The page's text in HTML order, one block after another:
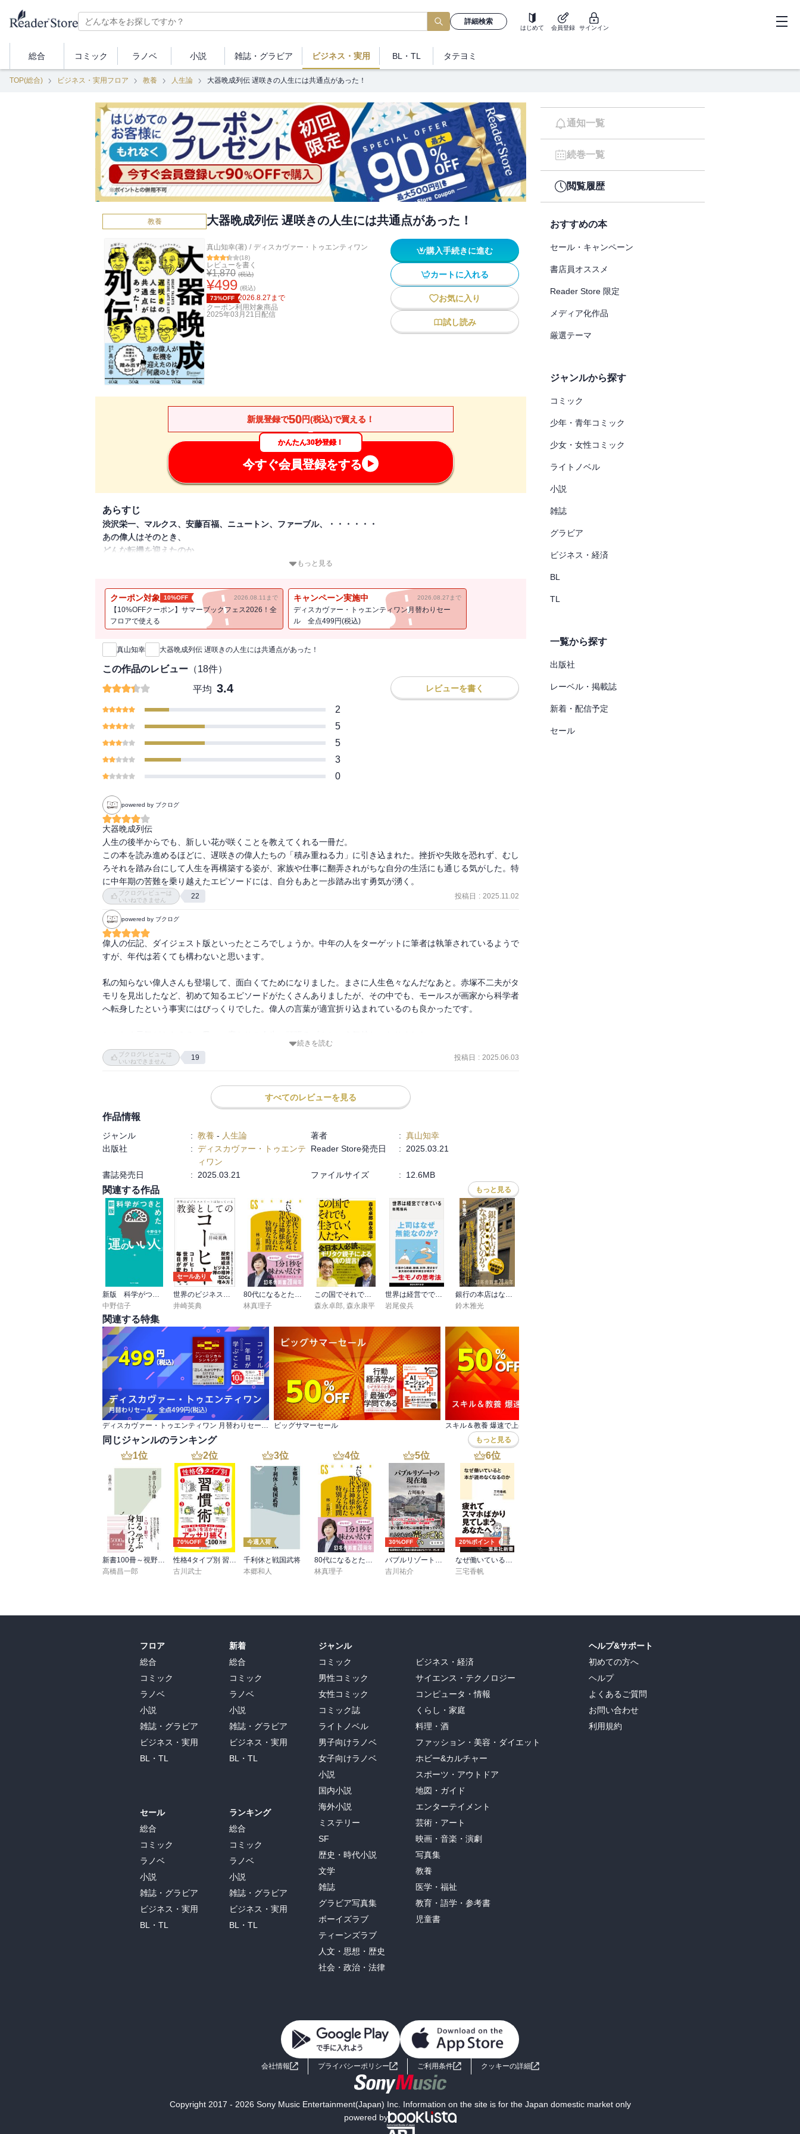
詳細検索
はじめて 会員登録 サインイン
総合 コミック ラノベ 小説 雑誌・ グラビア ビジネス ・実用 BL・TL タテヨミ
TOP(総合) ビジネス・実用フロア 教養 人生論 大器晩成列伝 遅咲きの人生には共通点があった！
教養 大器晩成列伝 遅咲きの人生には共通点があった！
真山知幸(著) / ディスカヴァー・トゥエンティワン
(18)
レビューを書く
¥1,870 (税込)
¥499 (税込)
73%OFF 2026.8.27 まで
クーポン利用対象商品
2025年03月21日 配信
購入手続きに進む
カートに入れる
お気に入り
試し読み
新規登録で50円(税込)で買える！
かんたん30秒登録！
今すぐ会員登録をする
あらすじ
渋沢栄一、マルクス、安藤百福、ニュートン、ファーブル、・・・・・・
あの偉人はそのとき、
どんな転機を迎えたのか
古今東西 人生の先輩に学ぶ
折り返し地点を越えて挑戦する秘訣
後世で「偉人」と称された人のなかには、人生の後半で成功した「遅咲き」の人が少なくありません。
「遅咲き」とは単に「年齢を重ねたのちに成功した」ということだけではなく、「学生時代にはまるで期待され
ていなかったのに、世界を変えてしまった」ような人物のことも含まれるでしょう。本書で紹介したようなアイ
ンシュタイン、エジソン、山中伸弥さんは、まさにそのタイプの「遅咲き偉人」です。
本書は、いわゆる「大器晩成型」の偉人たちが、どのように中年期を過ごしたのかに注目しました。今まさに、
多くの人が中年期に直面する「ミッドライフ・クライシス（中年期危機）」を、偉人たちはどう乗り越えたので
しょうか？（「はじめに」より）
第１章 50代以降に花開いた偉人たち
アンリ・ファーブル（博物学者）
苦難を乗り越えて、名著『昆虫記』を完成
カール・マルクス（思想家）
不発に終わった『資本論』を花開かせた
盟友・エンゲルスとの関係
安藤百福（実業家）
47歳で全財産を失ったあと、
カップラーメンの開発に成功
山中伸弥（医学者）
紆余曲折の20〜40代を経て、
50歳でノーベル賞を受賞
チャールズ・ブコウスキー（詩人）
どんな状況でも書き続けることで、
50歳で「労働者の文学」が花開く
アインシュタイン（物理学者）
渋沢栄一（実業家）
次々に挑戦し続けた理由
トーマス・エジソン（発明家）
数々の失敗を乗り越え、１３００もの発明に成功した
アメリカの発明王
小林一三（経営者）
「阪急電鉄」の生みの親が
「創作者」という長年の夢をかなえるまで
赤塚不二夫（漫画家）
40代半ばで連載がほぼ終了した「ギャグ漫画の王様」は
どのように復活を遂げたのか
第３章 50代以降に新ジャンルに挑んだ偉人たち
伊能忠敬（測量家）
50代で仕事をリセット。測量術を学び、
日本最初の地図作成に貢献
ハインリヒ・シュリーマン（考古学者）
40代で考古学に出合い、
「世紀の大発見」を成し遂げる
吉野裕子（民俗学者）
40歳から研究の道に入り、
独自の学問ジャンルを切り拓く
レイ・クロック（実業家）
紙コップを売っていた営業マンが
マクドナルドを創業するまで
小泉淳作（画家）
50代から水墨画をはじめ、
新しいジャンルで独自のスタイルを確立
第４章 挫折をへて50代で道を切り拓いた偉人たち
サミュエル・モールス（発明家）
画家の道で夢やぶれ、電気の実験に没頭。
山内溥（経営者）
数々の失敗を乗り越え、
「花札の会社」を再生。ファミコンを社会現象に
アメリカで最も有名な料理家
もっと見る
クーポン対象 10%OFF 2026.08.11まで
【10%OFFクーポン】サマーブックフェス2026！全
フロアで使える
キャンペーン実施中 2026.08.27まで
ディスカヴァー・トゥエンティワン月替わりセー
ル 全点499円(税込)
新刊通知
真山知幸 大器晩成列伝 遅咲きの人生には共通点があった！
この作品のレビュー （18件）
平均 3.4 レビューを書く
2
5
5
3
0
powered by ブクログ
大器晩成列伝
人生の後半からでも、新しい花が咲くことを教えてくれる一冊だ。
この本を読み進めるほどに、遅咲きの偉人たちの「積み重ねる力」に引き込まれた。挫折や失敗を恐れず、むし
ろそれを踏み台にして人生を再構築する姿が、家族や仕事に翻弄されがちな自分の生活にも通じる気がした。特
に中年期の苦難を乗り越えたエピソードには、自分もあと一歩踏み出す勇気が湧く。
ブクログレビューは
いいねできません
22 投稿日 : 2025.11.02
powered by ブクログ
偉人の伝記、ダイジェスト版といったところでしょうか。中年の人をターゲットに筆者は執筆されているようで
すが、年代は若くても構わないと思います。
私の知らない偉人さんも登場して、面白くてためになりました。まさに人生色々なんだなあと。赤塚不二夫がタ
モリを見出したなど、初めて知るエピソードがたくさんありましたが、その中でも、モールスが画家から科学者
へ転身したという事実にはびっくりでした。偉人の言葉が適宜折り込まれているのも良かったです。
【登場する偉人】
安藤百福(カップラーメン開発)     山中伸弥
チャールズ・ブコウスキー(作家)
アインシュタイン　　渋沢栄一
小林一三(阪急電鉄生みの親)  赤塚不二夫
伊能忠敬　　　ハインリヒ・シュリーマン
レイ・クロック(マクドナルド創業)
小泉淳作(画家)        川田龍吉(男爵イモを広める)
サミュエル・モールス(モールス電信機発明)
山内溥(ファミコンを世に送り出す)
続きを読む
ブクログレビューは
いいねできません
19 投稿日 : 2025.06.03
すべてのレビューを見る
作品情報
ジャンル : 教養 - 人生論 著者 : 真山知幸
出版社
: ディスカヴァー・トゥエンテ
ィワン
Reader Store発売日 : 2025.03.21
書誌発売日 : 2025.03.21 ファイルサイズ : 12.6MB
関連する作品 もっと見る
新版 科学がつきとめた「運のいい人」
中野信子
セールあり
世界のビジネスエリートは知っている教養としてのコーヒー
井崎英典
80代になるとたいていボケるか死ぬ。70代は神様から与えられた特別な時間
林真理子
この国でそれでも生きていく人たちへ
森永卓郎, 森永康平
世界は経営でできている
岩尾俊兵
銀行の本店はなぜ仰々しいのか？ 金融業界の謎
鈴木雅光
関連する特集
ディスカヴァー・トゥエンティワン 月替わりセール 全点499円(税込) ビッグサマーセール スキル＆教養 爆速で上げるフェア
同じジャンルのランキング もっと見る
1位
高橋昌一郎
2位
70%OFF
古川武士
3位
今週入荷
千利休と戦国武将
本郷和人
4位
林真理子
5位
30%OFF
吉川祐介
6位
20%ポイント
三宅香帆
通知一覧
続巻一覧
閲覧履歴
おすすめの本
セール・キャンペーン
書店員オススメ
Reader Store 限定
メディア化作品
厳選テーマ
ジャンルから探す
コミック
少年・青年コミック
少女・女性コミック
ライトノベル
小説
雑誌
グラビア
ビジネス・経済
BL
TL
一覧から探す
出版社
レーベル・掲載誌
新着・配信予定
セール
フロア
総合
コミック
ラノベ
小説
雑誌・グラビア
ビジネス・実用
BL・TL
セール
総合
コミック
ラノベ
小説
雑誌・グラビア
ビジネス・実用
BL・TL
新着
総合
コミック
ラノベ
小説
雑誌・グラビア
ビジネス・実用
BL・TL
ランキング
総合
コミック
ラノベ
小説
雑誌・グラビア
ビジネス・実用
BL・TL
ジャンル
コミック
男性コミック
女性コミック
コミック誌
ライトノベル
男子向けラノベ
女子向けラノベ
小説
国内小説
海外小説
ミステリー
SF
歴史・時代小説
文学
雑誌
グラビア写真集
ボーイズラブ
ティーンズラブ
人文・思想・歴史
社会・政治・法律
ビジネス・経済
サイエンス・テクノロジー
コンピュータ・情報
くらし・家庭
料理・酒
ファッション・美容・ダイエット
ホビー&カルチャー
スポーツ・アウトドア
地図・ガイド
エンターテイメント
芸術・アート
映画・音楽・演劇
写真集
教養
医学・福祉
教育・語学・参考書
児童書
ヘルプ&サポート
初めての方へ
ヘルプ
よくあるご質問
お問い合わせ
利用規約
会社情報 プライバシーポリシー ご利用条件 クッキーの詳細
Copyright 2017 - 2026 Sony Music Entertainment(Japan) Inc. Information on the site is for the Japan domestic market only
powered by